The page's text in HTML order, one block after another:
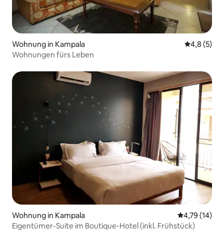
Wohnung in Kampala
4,8 (5)
Wohnungen fürs Leben
Wohnung in Kampala
4,79 (14)
Eigentümer-Suite im Boutique-Hotel (inkl. Frühstück)